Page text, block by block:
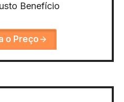
Benefício
o Preço